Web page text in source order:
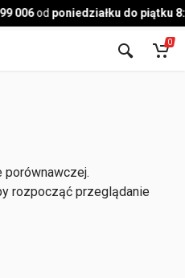
006od poniedziałku do piątku
0
porównawczej.
rozpocząć przeglądanie